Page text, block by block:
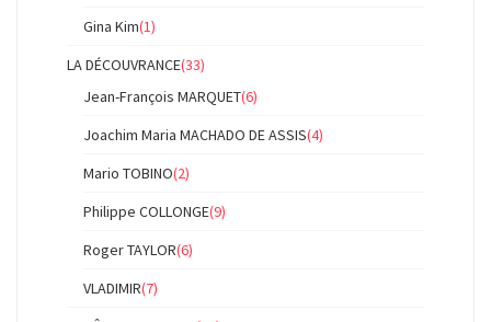
Gina Kim(1)
LA DÉCOUVRANCE(33)
Jean-François MARQUET(6)
Joachim Maria MACHADO DE ASSIS(4)
Mario TOBINO(2)
Philippe COLLONGE(9)
Roger TAYLOR(6)
VLADIMIR(7)